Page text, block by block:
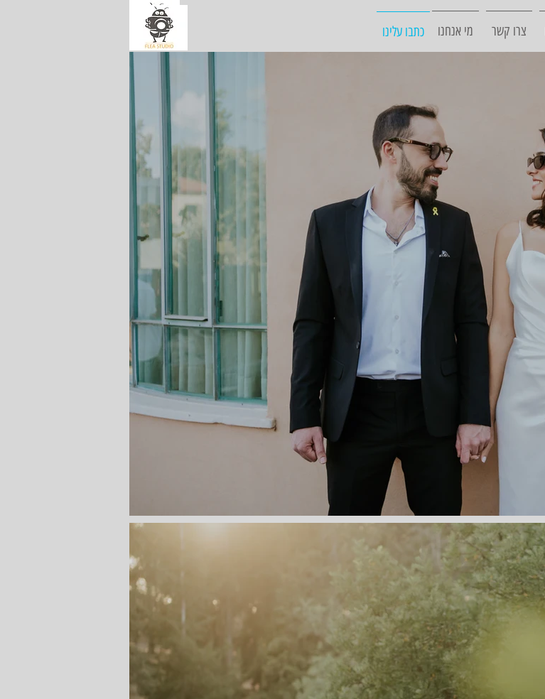
צרו קשר מי אנחנו כתבו עלינו